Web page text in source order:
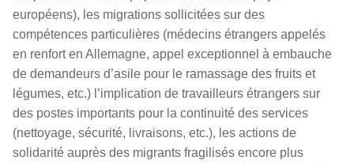
européens), les migrations sollicitées sur des
compétences particulières (médecins étrangers appelés
en renfort en Allemagne, appel exceptionnel à embauche
de demandeurs d’asile pour le ramassage des fruits et
légumes, etc.) l’implication de travailleurs étrangers sur
des postes importants pour la continuité des services
(nettoyage, sécurité, livraisons, etc.), les actions de
solidarité auprès des migrants fragilisés encore plus